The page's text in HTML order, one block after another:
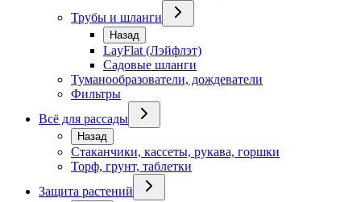
Трубы и шланги
Назад
LayFlat (Лэйфлэт)
Садовые шланги
Туманообразователи, дождеватели
Фильтры
Всё для рассады
Назад
Стаканчики, кассеты, рукава, горшки
Торф, грунт, таблетки
Защита растений